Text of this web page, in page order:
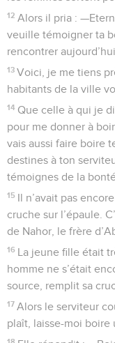
12 Alors il pria :
veuille témoigner ta
rencontrer
13 Voici, je me tiens
habitants de la ville
14 Que celle à qui je
pour me donner à
vais aussi faire boire
destines à ton
témoignes de la
15 Il n’avait pas
cruche sur l’épaule.
de Nahor, le frère
16 La jeune fille était
homme ne s’était
source, remplit sa
17 Alors le serviteur
plaît, laisse-moi boire
18